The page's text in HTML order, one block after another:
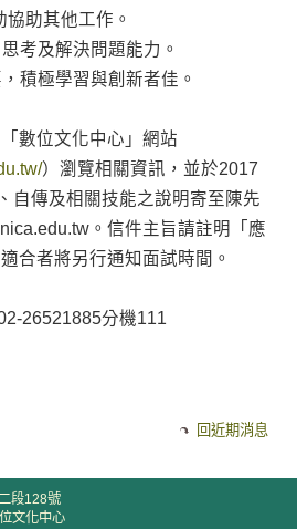
助其他工作。
考及解決問題能力。
積極學習與創新者佳。
數位文化中心」網站
）瀏覽相關資訊，並於2017
自傳及相關技能之說明寄至陳先
。信件主旨請註明「應
合者將另行通知面試時間。
26521885分機111
回近期消息
段128號
文化中心